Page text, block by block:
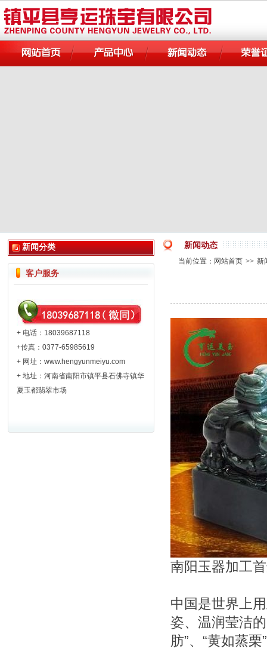
新闻分类
客户服务
+ 电话：18039687118
+传真：0377-65985619
+ 网址： www.hengyunmeiyu.com
+ 地址：河南省南阳市镇平县石佛寺镇华
夏玉都翡翠市场
新闻动态
当前位置： 网站首页 >> 新
南阳玉器加工
中国是世界上
姿、温润莹洁
肪”、“黄如蒸栗